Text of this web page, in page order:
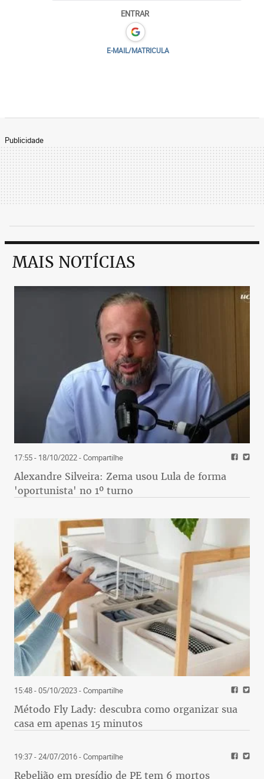
ENTRAR
E-MAIL/MATRICULA
Publicidade
MAIS NOTÍCIAS
17:55 - 18/10/2022- Compartilhe
Alexandre Silveira: Zema usou Lula de forma
'oportunista' no 1º turno
15:48 - 05/10/2023- Compartilhe
Método Fly Lady: descubra como organizar sua
casa em apenas 15 minutos
19:37 - 24/07/2016- Compartilhe
Rebelião em presídio de PE tem 6 mortos